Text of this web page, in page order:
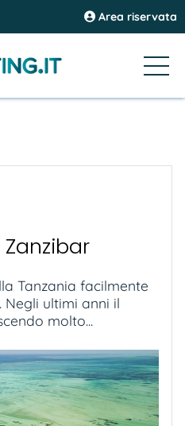
Area riservata
Tanzania facilmente
ultimi anni il
molto...